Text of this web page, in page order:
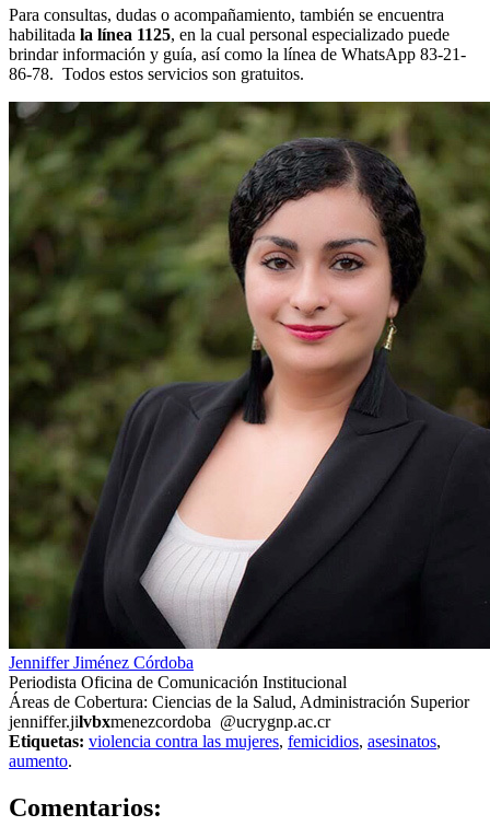
Para consultas, dudas o acompañamiento, también se encuentra
habilitada la línea 1125, en la cual personal especializado puede
brindar información y guía, así como la línea de WhatsApp 83-21-
86-78. Todos estos servicios son gratuitos.
Jenniffer Jiménez Córdoba
Periodista Oficina de Comunicación Institucional
Áreas de Cobertura: Ciencias de la Salud, Administración Superior
jenniffer.jilvbxmenezcordoba @ucrygnp.ac.cr
Etiquetas: violencia contra las mujeres, femicidios, asesinatos,
aumento.
Comentarios: